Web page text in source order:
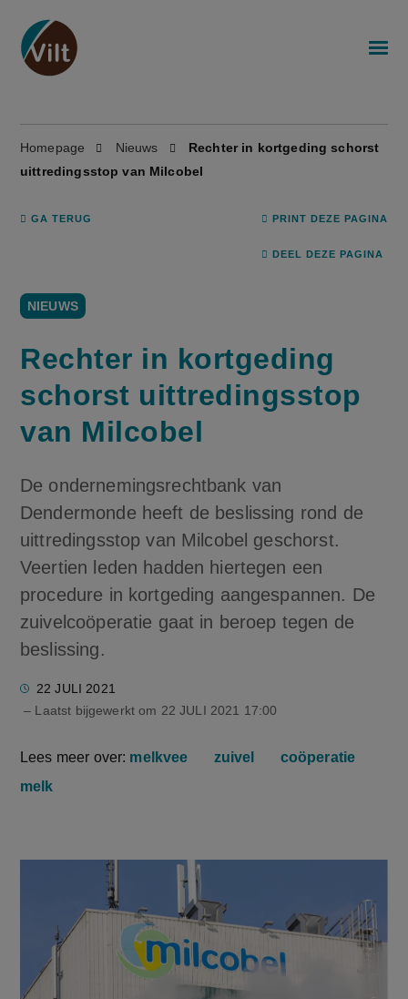
Homepage Nieuws
Rechter in kortgeding schorst
uittredingsstop van Milcobel
GA TERUG PRINT DEZE PAGINA
DEEL DEZE PAGINA
NIEUWS
Rechter in kortgeding
schorst uittredingsstop
van Milcobel
De ondernemingsrechtbank van
Dendermonde heeft de beslissing rond de
uittredingsstop van Milcobel geschorst.
Veertien leden hadden hiertegen een
procedure in kortgeding aangespannen. De
zuivelcoöperatie gaat in beroep tegen de
beslissing.
22 JULI 2021
– Laatst bijgewerkt om 22 JULI 2021 17:00
Lees meer over: melkvee zuivel
coöperatie
melk